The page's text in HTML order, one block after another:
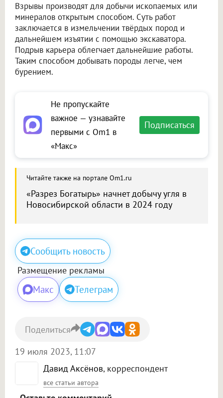
Взрывы производят для добычи ископаемых или
минералов открытым способом. Суть работ
заключается в измельчении твёрдых пород и
дальнейшем изъятии с помощью экскаватора.
Подрыв карьера облегчает дальнейшие работы.
Таким способом добывать породы легче, чем
бурением.
Не пропускайте
важное — узнавайте
первыми с Om1 в
«Макс»
Подписаться
Читайте также на портале Om1.ru
«Разрез Богатырь» начнет добычу угля в
Новосибирской области в 2024 году
Сообщить новость
Размещение рекламы
Макс Телеграм
Давид Аксёнов, корреспондент
все статьи автора
19 июля 2023, 11:07
Поделиться